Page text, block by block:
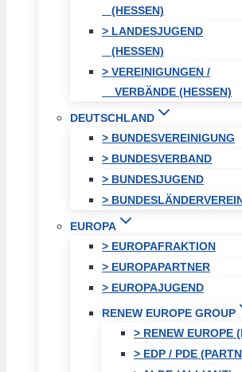
(HESSEN)
> LANDESJUGEND
(HESSEN)
> VEREINIGUNGEN /
VERBÄNDE (HESSEN)
DEUTSCHLAND
> BUNDESVEREINIGUNG
> BUNDESVERBAND
> BUNDESJUGEND
>
EUROPA
> EUROPAFRAKTION
> EUROPAPARTNER
> EUROPAJUGEND
RENEW EUROPE GROUP
> RENEW EUROPE
> EDP / PDE